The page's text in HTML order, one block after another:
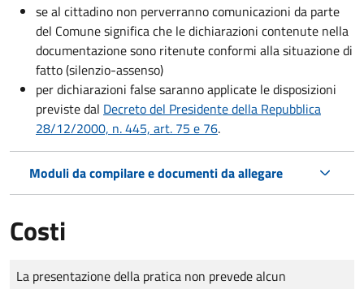
se al cittadino non perverranno comunicazioni da parte
del Comune significa che le dichiarazioni contenute nella
documentazione sono ritenute conformi alla situazione di
fatto (silenzio-assenso)
per dichiarazioni false saranno applicate le disposizioni
previste dal Decreto del Presidente della Repubblica
28/12/2000, n. 445, art. 75 e 76.
Moduli da compilare e documenti da allegare
Costi
Tipo di pagamento
Importo
La presentazione della pratica non prevede alcun